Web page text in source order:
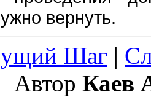
вернуть.
Шаг |
Автор Каев